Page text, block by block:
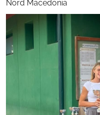
Nord Macedonia